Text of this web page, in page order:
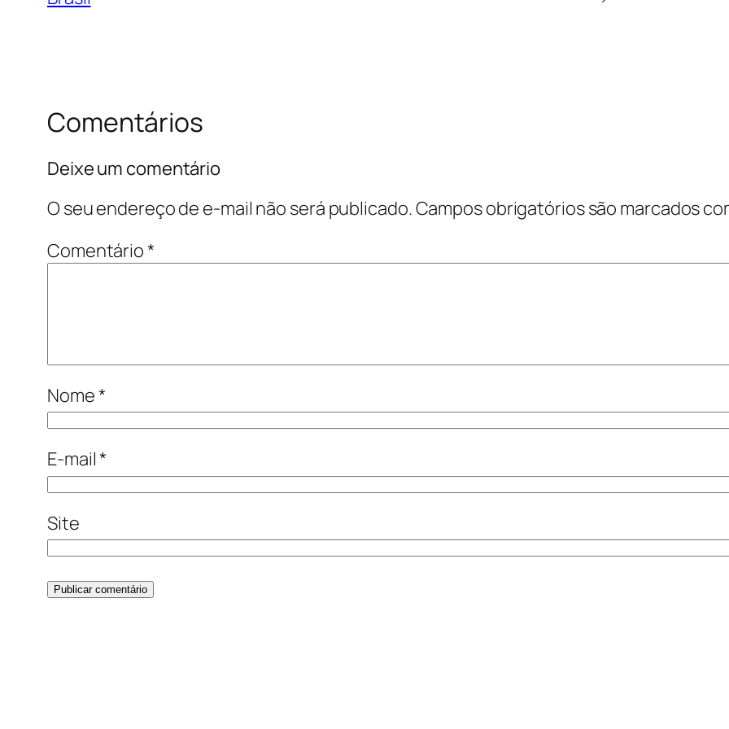
Comentários
Deixe um comentário
O seu endereço de e-mail não será publicado.Campos obrigatórios são marcados
Comentário*
Nome*
E-mail*
Site